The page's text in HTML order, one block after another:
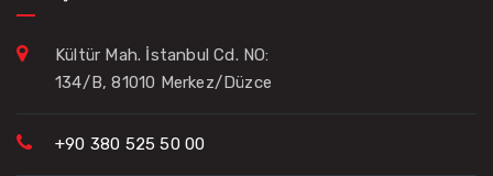
Kültür Mah. İstanbul Cd. NO:
134/B, 81010 Merkez/Düzce
+90 380 525 50 00